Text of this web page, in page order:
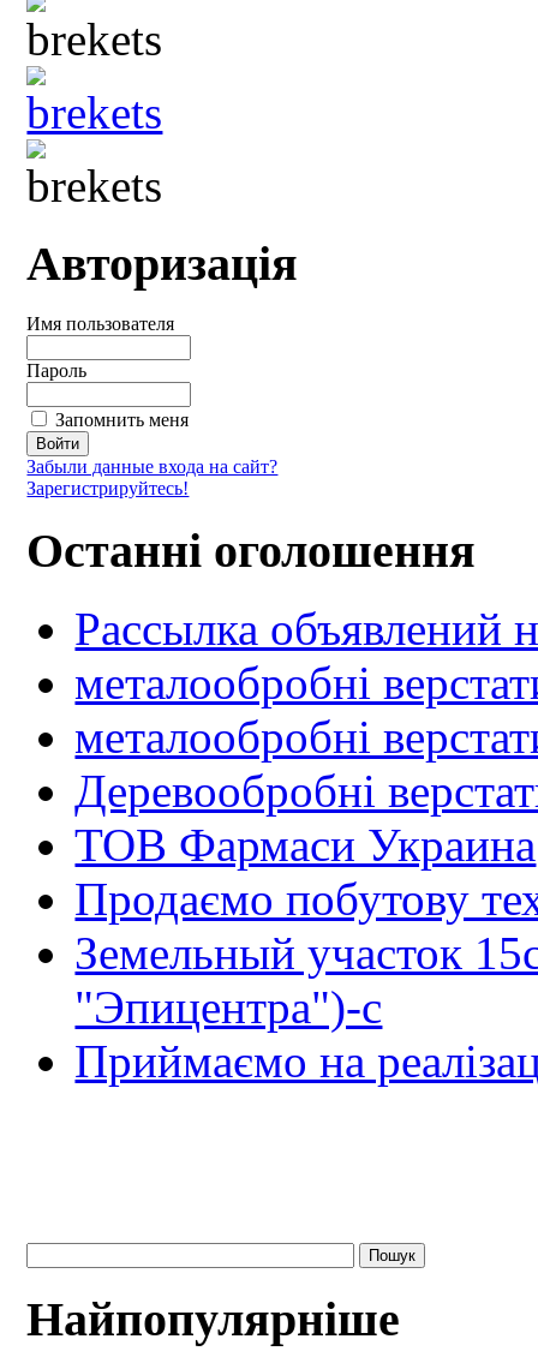
Авторизація
Имя пользователя
Пароль
Запомнить меня
Забыли данные входа на сайт?
Зарегистрируйтесь!
Останні оголошення
Рассылка объявлений
металообробні
металообробні
Деревообробні
ТОВ Фармаси Украина
Продаємо побутову
Земельный участок
"Эпицентра")-с
Приймаємо на
Найпопулярніше